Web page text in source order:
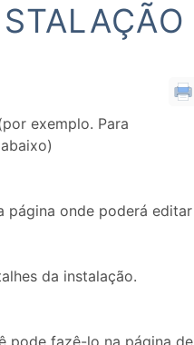
exemplo. Para
onde poderá editar
da instalação.
pode fazê-lo na página de